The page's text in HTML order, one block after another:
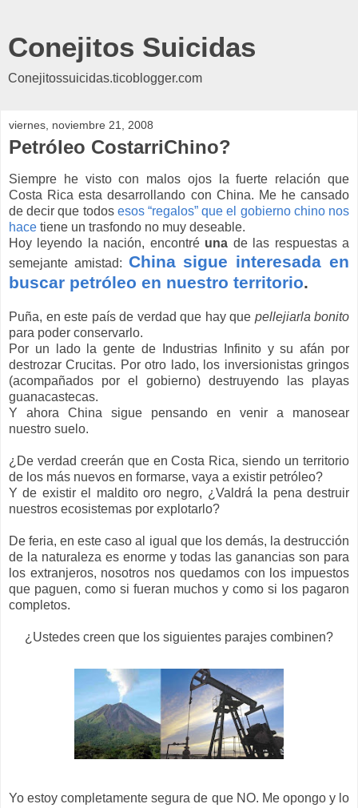
Conejitos Suicidas
Conejitossuicidas.ticoblogger.com
viernes, noviembre 21, 2008
Petróleo CostarriChino?
Siempre he visto con malos ojos la fuerte relación que
Costa Rica esta desarrollando con China. Me he cansado
de decir que todos esos “regalos” que el gobierno chino nos
hace tiene un trasfondo no muy deseable.
Hoy leyendo la nación, encontré una de las respuestas a
semejante amistad: China sigue interesada en
buscar petróleo en nuestro territorio.
Puña, en este país de verdad que hay que pellejiarla bonito
para poder conservarlo.
Por un lado la gente de Industrias Infinito y su afán por
destrozar Crucitas. Por otro lado, los inversionistas gringos
(acompañados por el gobierno) destruyendo las playas
guanacastecas.
Y ahora China sigue pensando en venir a manosear
nuestro suelo.
¿De verdad creerán que en Costa Rica, siendo un territorio
de los más nuevos en formarse, vaya a existir petróleo?
Y de existir el maldito oro negro, ¿Valdrá la pena destruir
nuestros ecosistemas por explotarlo?
De feria, en este caso al igual que los demás, la destrucción
de la naturaleza es enorme y todas las ganancias son para
los extranjeros, nosotros nos quedamos con los impuestos
que paguen, como si fueran muchos y como si los pagaron
completos.
¿Ustedes creen que los siguientes parajes combinen?
Yo estoy completamente segura de que NO. Me opongo y lo